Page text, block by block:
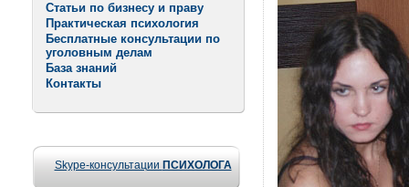
Статьи по бизнесу и праву
Практическая психология
Бесплатные консультации по
уголовным делам
База знаний
Контакты
Skype-консультации ПСИХОЛОГА